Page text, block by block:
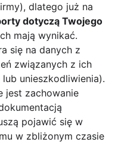
dlatego już na
dotyczą Twojego
mają wynikać.
się na danych z
związanych z ich
unieszkodliwienia).
jest zachowanie
pojawić się w
w zbliżonym czasie